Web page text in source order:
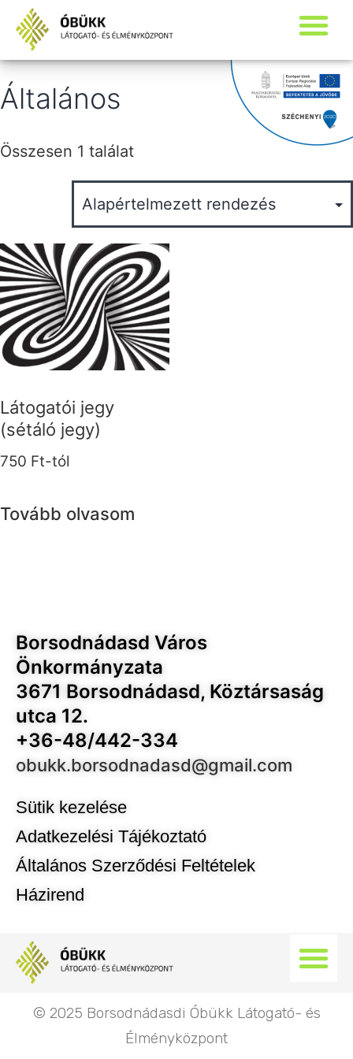
Általános
Összesen 1 találat
Látogatói jegy
(sétáló jegy)
750 Ft-tól
Tovább olvasom
Borsodnádasd Város
Önkormányzata
3671 Borsodnádasd, Köztársaság
utca 12.
+36-48/442-334
obukk.borsodnadasd@gmail.com
Sütik kezelése
Adatkezelési Tájékoztató
Általános Szerződési Feltételek
Házirend
© 2025 Borsodnádasdi Óbükk Látogató- és
Élményközpont